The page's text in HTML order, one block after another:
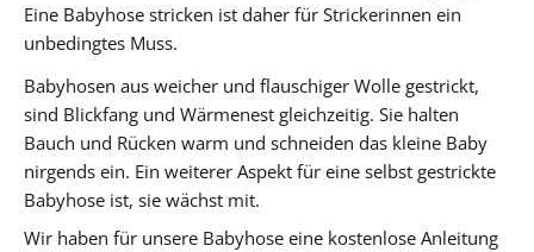
Eine Babyhose stricken ist daher für Strickerinnen ein
unbedingtes Muss.
Babyhosen aus weicher und flauschiger Wolle gestrickt,
sind Blickfang und Wärmenest gleichzeitig. Sie halten
Bauch und Rücken warm und schneiden das kleine Baby
nirgends ein. Ein weiterer Aspekt für eine selbst gestrickte
Babyhose ist, sie wächst mit.
Wir haben für unsere Babyhose eine kostenlose Anleitung